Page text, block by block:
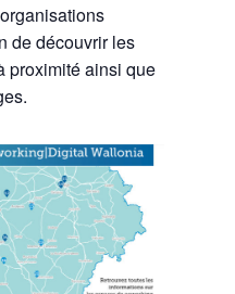
de découvrir les
proximité ainsi que